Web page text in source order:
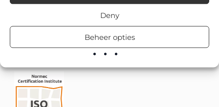
Deny
Beheer opties